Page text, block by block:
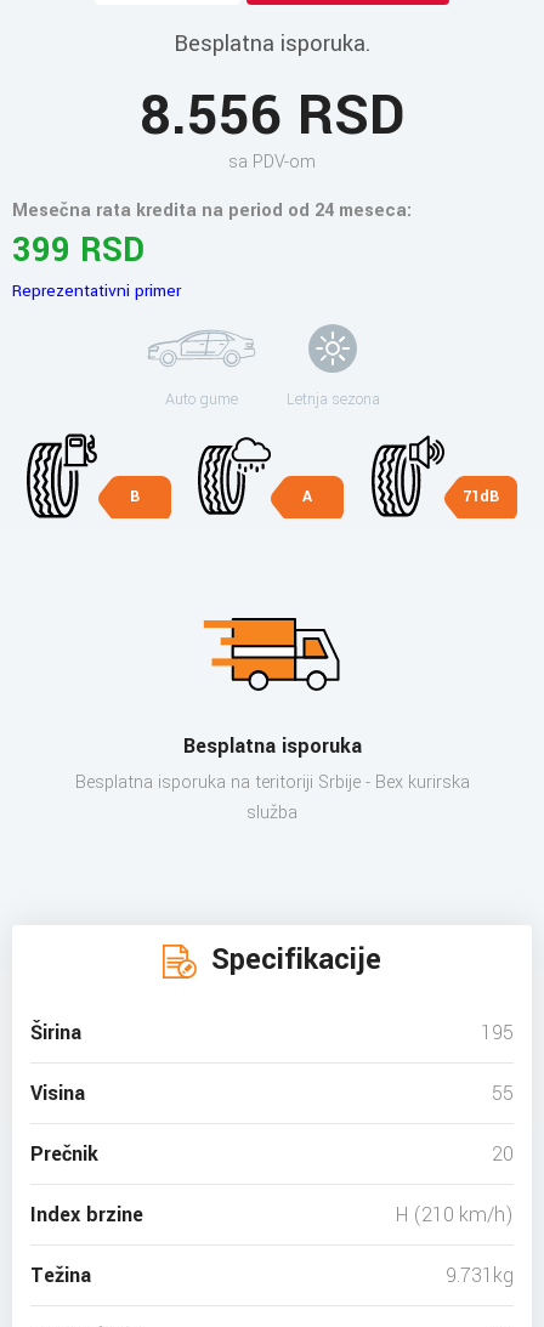
Besplatna isporuka.
8.556 RSD
sa PDV-om
Mesečna rata kredita na period od 24 meseca:
399 RSD
Reprezentativni primer
Auto gume Letnja sezona
B A 71dB
Besplatna isporuka
Besplatna isporuka na teritoriji Srbije - Bex kurirska
služba
Specifikacije
Širina 195
Visina 55
Prečnik 20
Index brzine H (210 km/h)
Težina 9.731kg